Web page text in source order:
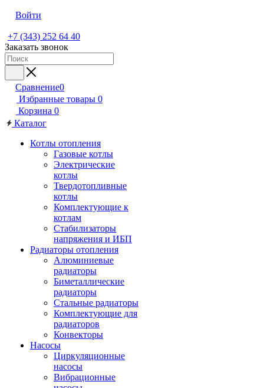
Войти
+7 (343) 252 64 40
Заказать звонок
Сравнение0
Избранные товары 0
Корзина 0
Каталог
Котлы отопления
Газовые котлы
Электрические
котлы
Твердотопливные
котлы
Комплектующие к
котлам
Стабилизаторы
напряжения и ИБП
Радиаторы отопления
Алюминиевые
радиаторы
Биметаллические
радиаторы
Стальные радиаторы
Комплектующие для
радиаторов
Конвекторы
Насосы
Циркуляционные
насосы
Вибрационные